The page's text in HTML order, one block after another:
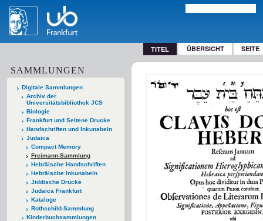
TITEL ÜBERSICHT SEITE
SAMMLUNGEN
Digitale Sammlungen
Archiv der
Universitätsbibliothek JCS
Biologie
Frankfurt und Seltene Drucke
Handschriften und Inkunabeln
Judaica
Compact Memory
Freimann-Sammlung
Hebräische Handschriften
Hebräische Inkunabeln
Jiddische Drucke
Judaica Frankfurt
Kataloge
Rothschild-Sammlung
Kinderbuchsammlungen